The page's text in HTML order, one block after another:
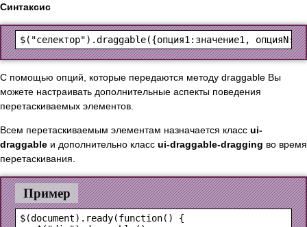
Синтаксис
С помощью опций, которые передаются методу draggable Вы
можете настраивать дополнительные аспекты поведения
перетаскиваемых элементов.
Всем перетаскиваемым элементам назначается класс ui-
draggable и дополнительно класс ui-draggable-dragging во время
перетаскивания.
Пример
$(document).ready(function() {